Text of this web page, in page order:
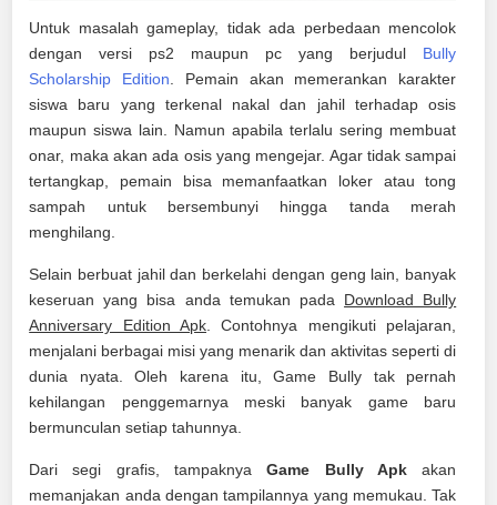
Untuk masalah gameplay, tidak ada perbedaan mencolok
dengan versi ps2 maupun pc yang berjudul Bully
Scholarship Edition . Pemain akan memerankan karakter
siswa baru yang terkenal nakal dan jahil terhadap osis
maupun siswa lain. Namun apabila terlalu sering membuat
onar, maka akan ada osis yang mengejar. Agar tidak sampai
tertangkap, pemain bisa memanfaatkan loker atau tong
sampah untuk bersembunyi hingga tanda merah
menghilang.
Selain berbuat jahil dan berkelahi dengan geng lain, banyak
keseruan yang bisa anda temukan pada Download Bully
Anniversary Edition Apk . Contohnya mengikuti pelajaran,
menjalani berbagai misi yang menarik dan aktivitas seperti di
dunia nyata. Oleh karena itu, Game Bully tak pernah
kehilangan penggemarnya meski banyak game baru
bermunculan setiap tahunnya.
Dari segi grafis, tampaknyaGame Bully Apkakan
memanjakan anda dengan tampilannya yang memukau. Tak